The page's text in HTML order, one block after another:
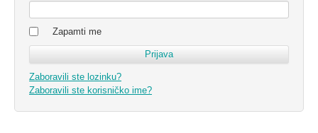
Zapamti me
Zaboravili ste lozinku?
Zaboravili ste korisničko ime?